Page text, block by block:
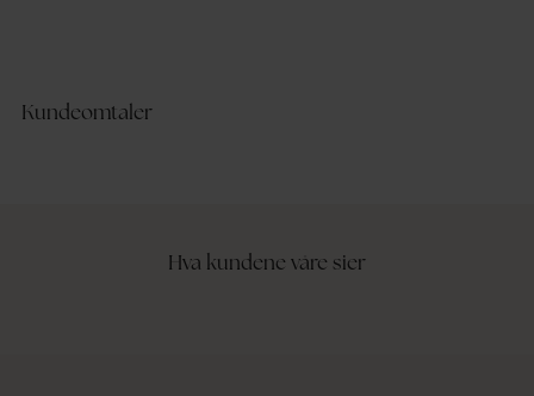
Kundeomtaler
Hva kundene våre sier